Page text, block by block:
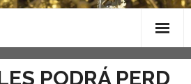
PODRÁ PERD